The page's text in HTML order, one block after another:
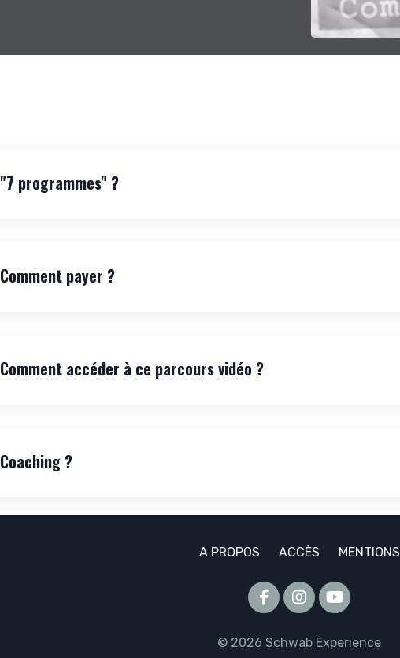
"7 programmes" ?
Comment payer ?
Comment accéder à ce parcours vidéo ?
Coaching ?
A PROPOS ACCÈS MENTIONS
© 2026 Schwab Experience